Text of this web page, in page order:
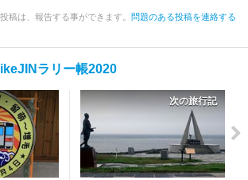
稿は、報告する事ができます。 問題のある投稿を連絡する
ラリー帳2020
次の旅行記